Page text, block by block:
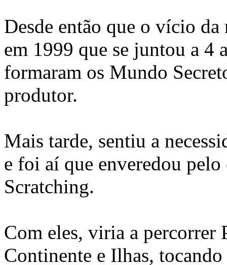
Desde então que o vício
em 1999 que se juntou a 4
formaram os Mundo
produtor.
Mais tarde, sentiu a
e foi aí que enveredou
Scratching.
Com eles, viria a percorrer
Continente e Ilhas,